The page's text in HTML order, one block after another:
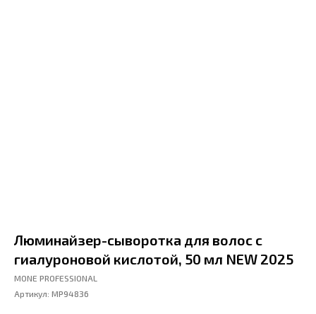
Люминайзер-сыворотка для волос с
гиалуроновой кислотой, 50 мл NEW 2025
MONE PROFESSIONAL
Артикул: MP94836